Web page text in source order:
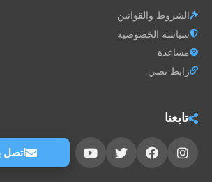
الشروط والقوانين
سياسة الخصوصية
مساعدة
رابط نصي
تابعنا
اتصل